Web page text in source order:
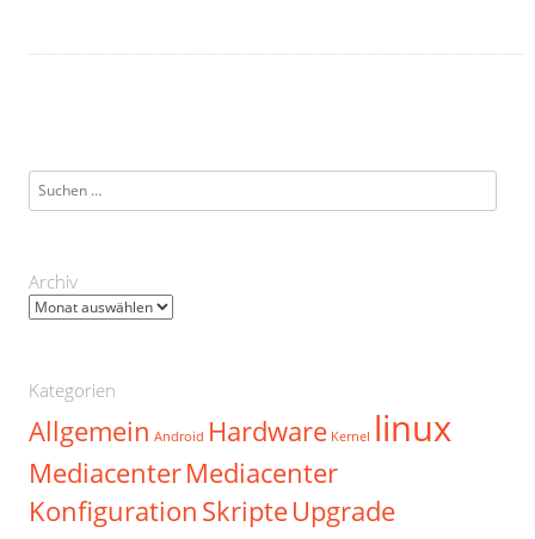
Suchen
nach:
Archiv
Archiv
Kategorien
Allgemein Android Hardware Kernel linux
MediacenterMediacenter
Konfiguration SkripteUpgrade